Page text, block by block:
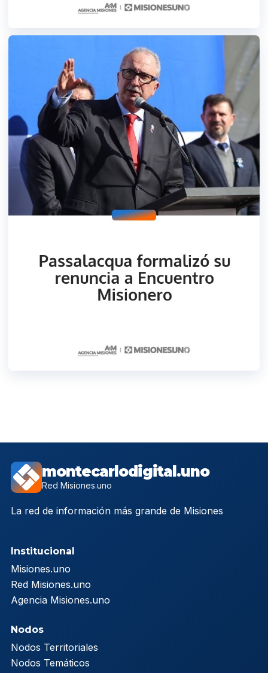
montecarlodigital.uno
Red Misiones.uno
La red de información más grande de Misiones
Institucional
Misiones.uno
Red Misiones.uno
Agencia Misiones.uno
Nodos
Nodos Territoriales
Nodos Temáticos